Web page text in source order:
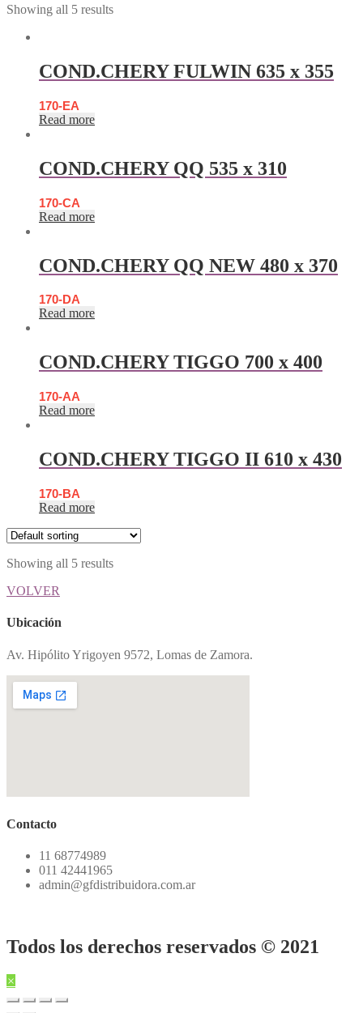
Showing all 5 results
COND.CHERY FULWIN 635 x 355
170-EA
Read more
COND.CHERY QQ 535 x 310
170-CA
Read more
COND.CHERY QQ NEW 480 x 370
170-DA
Read more
COND.CHERY TIGGO 700 x 400
170-AA
Read more
COND.CHERY TIGGO II 610 x 430
170-BA
Read more
Showing all 5 results
VOLVER
Ubicación
Av. Hipólito Yrigoyen 9572, Lomas de Zamora.
Contacto
11 68774989
011 42441965
admin@gfdistribuidora.com.ar
Todos los derechos reservados © 2021
×